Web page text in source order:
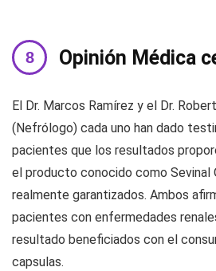
Opinión Médica
El Dr. Marcos Ramírez y el Dr.
(Nefrólogo) cada uno han dado
pacientes que los resultados
el producto conocido como Sevinal
realmente garantizados. Ambos
pacientes con enfermedades
resultado beneficiados con el
capsulas.